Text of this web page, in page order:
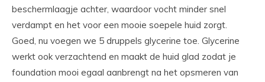
beschermlaagje achter, waardoor vocht minder snel
verdampt en het voor een mooie soepele huid zorgt.
Goed, nu voegen we 5 druppels glycerine toe. Glycerine
werkt ook verzachtend en maakt de huid glad zodat je
foundation mooi egaal aanbrengt na het opsmeren van